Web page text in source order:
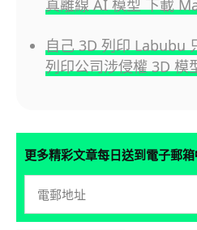
真離線 AI 模型 下載
自己 3D 列印 Labubu
列印公司涉侵權 3D 模
更多精彩文章每日送到電子郵箱